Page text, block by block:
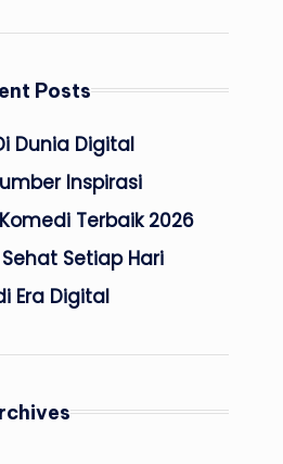
Posts
Dunia Digital
Inspirasi
Terbaik 2026
Setiap Hari
Era Digital